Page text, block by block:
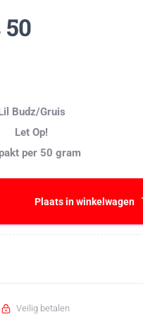
Lil Budz/Gruis
Let Op!
per 50 gram
Plaats in winkelwagen
Veilig betalen